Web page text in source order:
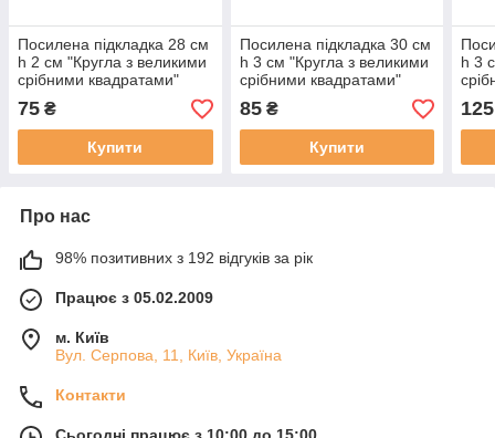
Посилена підкладка 28 см
h 2 см "Кругла з великими
срібними квадратами"
75 ₴
Купити
Посилена підкладка 30 см
h 3 см "Кругла з великими
срібними квадратами"
85₴
Купити
h 3
125
Про нас
98% позитивних з 192 відгуків за рік
Працює з 05.02.2009
м. Київ
Вул. Серпова, 11, Київ, Україна
Контакти